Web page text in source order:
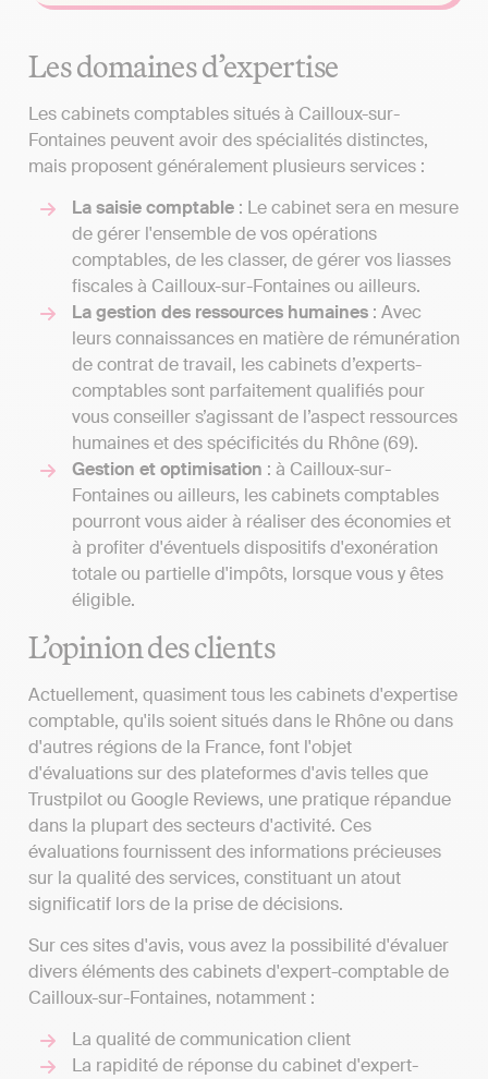
Les domaines d’expertise
Les cabinets comptables situés à Cailloux-sur-
Fontaines peuvent avoir des spécialités distinctes,
mais proposent généralement plusieurs services :
La saisie comptable : Le cabinet sera en mesure
de gérer l'ensemble de vos opérations
comptables, de les classer, de gérer vos liasses
fiscales à Cailloux-sur-Fontaines ou ailleurs.
La gestion des ressources humaines : Avec
leurs connaissances en matière de rémunération
de contrat de travail, les cabinets d’experts-
comptables sont parfaitement qualifiés pour
vous conseiller s’agissant de l’aspect ressources
humaines et des spécificités du Rhône (69).
Gestion et optimisation : à Cailloux-sur-
Fontaines ou ailleurs, les cabinets comptables
pourront vous aider à réaliser des économies et
à profiter d'éventuels dispositifs d'exonération
totale ou partielle d'impôts, lorsque vous y êtes
éligible.
L’opinion des clients
Actuellement, quasiment tous les cabinets d'expertise
comptable, qu'ils soient situés dans le Rhône ou dans
d'autres régions de la France, font l'objet
d'évaluations sur des plateformes d'avis telles que
Trustpilot ou Google Reviews, une pratique répandue
dans la plupart des secteurs d'activité. Ces
évaluations fournissent des informations précieuses
sur la qualité des services, constituant un atout
significatif lors de la prise de décisions.
Sur ces sites d'avis, vous avez la possibilité d'évaluer
divers éléments des cabinets d'expert-comptable de
Cailloux-sur-Fontaines, notamment :
La qualité de communication client
La rapidité de réponse du cabinet d'expert-